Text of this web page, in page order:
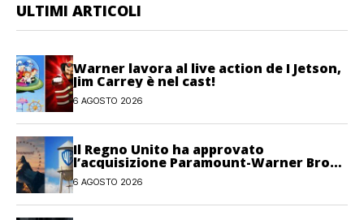
ULTIMI ARTICOLI
Warner lavora al live action de I Jetson,
Jim Carrey è nel cast!
6 AGOSTO 2026
Il Regno Unito ha approvato
l’acquisizione Paramount-Warner Bros
Discovery
6 AGOSTO 2026